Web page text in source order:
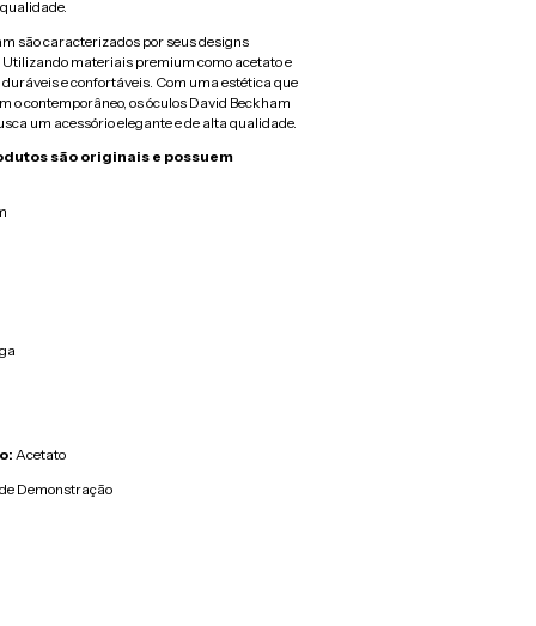
são caracterizados por seus designs
materiais premium como acetato e
e confortáveis. Com uma estética que
o contemporâneo, os óculos David Beckham
um acessório elegante e de alta qualidade.
são originais e possuem
Acetato
Demonstração